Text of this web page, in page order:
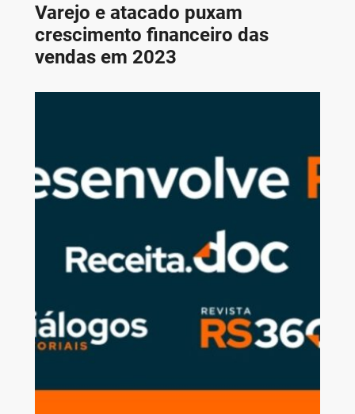
Varejo e atacado puxam
crescimento financeiro das
vendas em 2023